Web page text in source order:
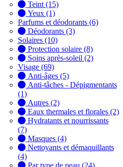
Teint (15)
Yeux (1)
Parfums et déodorants (6)
Déodorants (3)
Solaires (10)
Protection solaire (8)
Soins après-soleil (2)
Visage (69)
Anti-âges (5)
Anti-tâches - Dépigmentants
(1)
Autres (2)
Eaux thermales et florales (2)
Hydratants et nourrissants
(7)
Masques (4)
Nettoyants et démaquillants
(4)
Par type de peau (24)